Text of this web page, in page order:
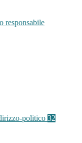
responsabile
politico 32